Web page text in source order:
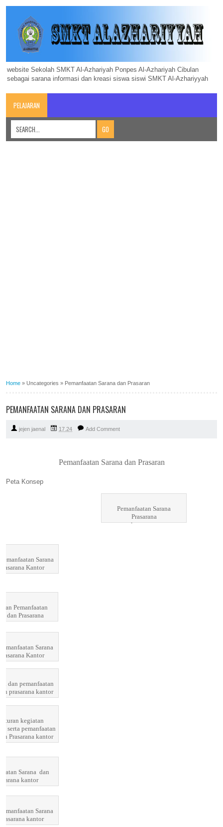
website Sekolah SMKT Al-Azhariyah Ponpes Al-Azhariyah Cibulan
sebagai sarana informasi dan kreasi siswa siswi SMKT Al-Azhariyyah
PELAJARAN
Home » Uncategories » Pemanfaatan Sarana dan Prasaran
PEMANFAATAN SARANA DAN PRASARAN
jejen jaenal 17.24 Add Comment
Pemanfaatan Sarana dan Prasaran
Pemanfaatan Sarana
Prasarana
Peta Konsep
meliputi
Sarana
Kantor
Sarana
kantor
Sarana dan
kantor
kegiatan
serta pemanfaatan
Prasarana kantor
dan pemanfaatan
prasarana kantor
Sarana
Kantor
Pemanfaatan
dan Prasarana